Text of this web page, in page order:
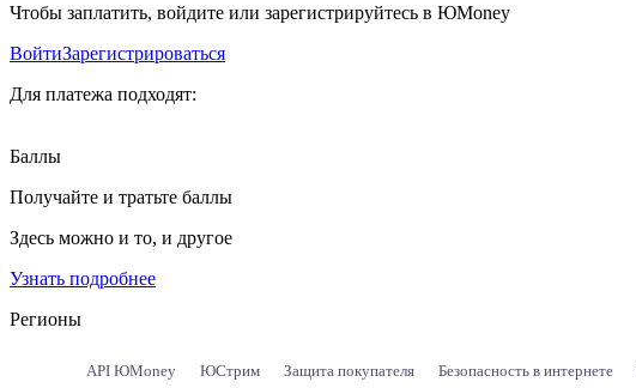
Чтобы заплатить, войдите или зарегистрируйтесь в ЮMoney
ВойтиЗарегистрироваться
Для платежа подходят:
Баллы
Получайте и тратьте баллы
Здесь можно и то, и другое
Узнать подробнее
Регионы
API ЮMoney ЮСтрим Защита покупателя Безопасность в интернете